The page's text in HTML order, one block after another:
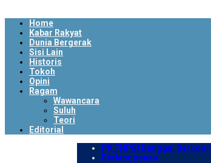
Home
Kabar Rakyat
Dunia Bergerak
Sisi Lain
Historis
Tokoh
Opini
Ragam
Wawancara
Suluh
Teori
Editorial
PK FNPBI Banggai
Berlangganan